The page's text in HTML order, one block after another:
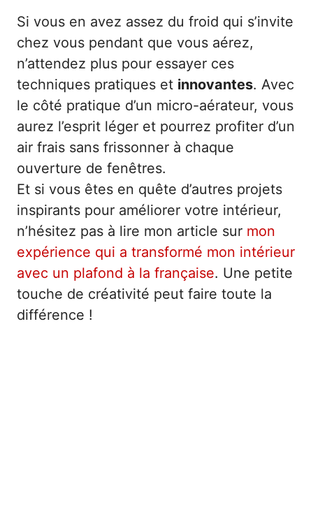
Si vous en avez assez du froid qui s’invite
chez vous pendant que vous aérez,
n’attendez plus pour essayer ces
techniques pratiques et innovantes. Avec
le côté pratique d’un micro-aérateur, vous
aurez l’esprit léger et pourrez profiter d’un
air frais sans frissonner à chaque
ouverture de fenêtres.
Et si vous êtes en quête d’autres projets
inspirants pour améliorer votre intérieur,
n’hésitez pas à lire mon article sur mon
expérience qui a transformé mon intérieur
avec un plafond à la française. Une petite
touche de créativité peut faire toute la
différence !